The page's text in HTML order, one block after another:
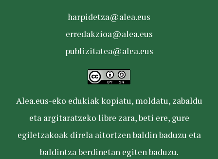
harpidetza@alea.eus
erredakzioa@alea.eus
publizitatea@alea.eus
Alea.eus-eko edukiak kopiatu, moldatu, zabaldu
eta argitaratzeko libre zara, beti ere, gure
egiletzakoak direla aitortzen baldin baduzu eta
baldintza berdinetan egiten baduzu.